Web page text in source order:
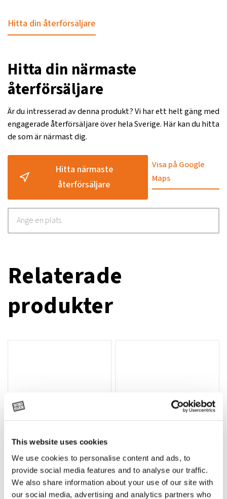
This website uses cookies
We use cookies to personalise content and ads, to
provide social media features and to analyse our traffic.
We also share information about your use of our site with
our social media, advertising and analytics partners who
Hitta din återförsäljare
Hitta din närmaste
återförsäljare
Är du intresserad av denna produkt? Vi har ett helt gäng med
engagerade återförsäljare över hela Sverige. Här kan du hitta
de som är närmast dig.
Hitta närmaste
återförsäljare
Visa på Google
Maps
Relaterade
produkter
Lägg till i varukorg
T-shirt Avant barn grön 92 cm
G0007
T-shirt Avant barn grön 104-110
cm